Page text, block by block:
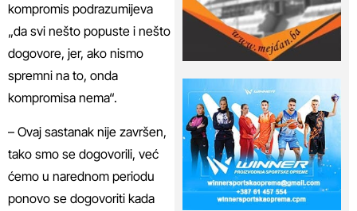
kompromis podrazumijeva
„da svi nešto popuste i nešto
dogovore, jer, ako nismo
spremni na to, onda
kompromisa nema“.
– Ovaj sastanak nije završen,
tako smo se dogovorili, već
ćemo u narednom periodu
ponovo se dogovoriti kada